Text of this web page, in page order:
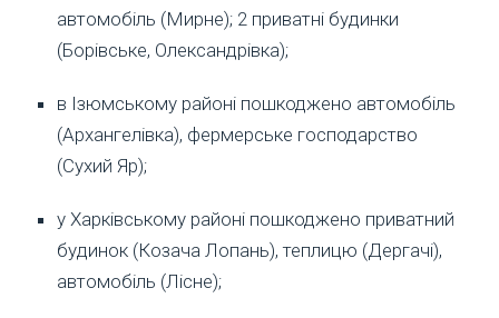
автомобіль (Мирне); 2 приватні будинки
(Борівське, Олександрівка);
в Ізюмському районі пошкоджено автомобіль
(Архангелівка), фермерське господарство
(Сухий Яр);
у Харківському районі пошкоджено приватний
будинок (Козача Лопань), теплицю (Дергачі),
автомобіль (Лісне);